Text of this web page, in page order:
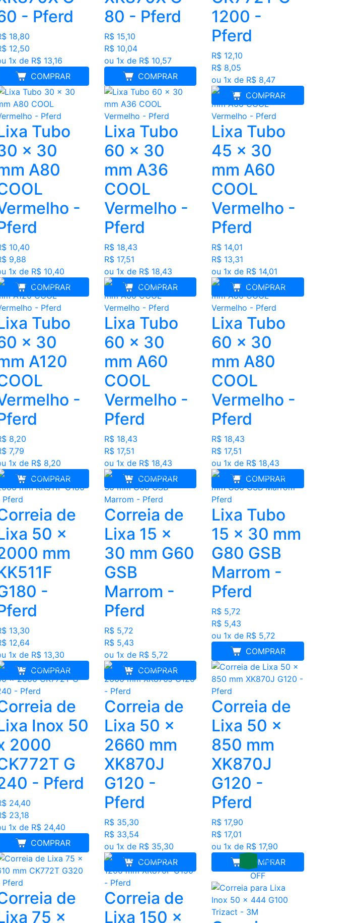
- Pferd
18,80
12,50
1x de R$ 13,16
COMPRAR
80 - Pferd
R$ 15,10
R$ 10,04
ou 1x de R$ 10,57
COMPRAR
1200 -
Pferd
R$ 12,10
R$ 8,05
ou 1x de R$ 8,47
COMPRAR
Tubo
x 30
A80
-
10,40
9,88
1x de R$ 10,40
COMPRAR
Lixa Tubo
60 x 30
mm A36
COOL
Vermelho -
Pferd
R$ 18,43
R$ 17,51
ou 1x de R$ 18,43
COMPRAR
Lixa Tubo
45 x 30
mm A60
COOL
Vermelho -
Pferd
R$ 14,01
R$ 13,31
ou 1x de R$ 14,01
COMPRAR
Tubo
x 30
A120
-
8,20
7,79
1x de R$ 8,20
COMPRAR
Lixa Tubo
60 x 30
mm A60
COOL
Vermelho -
Pferd
R$ 18,43
R$ 17,51
ou 1x de R$ 18,43
COMPRAR
Lixa Tubo
60 x 30
mm A80
COOL
Vermelho -
Pferd
R$ 18,43
R$ 17,51
ou 1x de R$ 18,43
COMPRAR
de
50 x
mm
-
13,30
12,64
1x de R$ 13,30
COMPRAR
Correia de
Lixa 15 x
30 mm G60
GSB
Marrom -
Pferd
R$ 5,72
R$ 5,43
ou 1x de R$ 5,72
COMPRAR
Lixa Tubo
15 x 30 mm
G80 GSB
Marrom -
Pferd
R$ 5,72
R$ 5,43
ou 1x de R$ 5,72
COMPRAR
de
Inox 50
2000
G
- Pferd
24,40
23,18
1x de R$ 24,40
COMPRAR
Correia de
Lixa 50 x
2660 mm
XK870J
G120 -
Pferd
R$ 35,30
R$ 33,54
ou 1x de R$ 35,30
COMPRAR
Correia de
Lixa 50 x
850 mm
XK870J
G120 -
Pferd
R$ 17,90
R$ 17,01
ou 1x de R$ 17,90
COMPRAR
de
75 x
Correia de
Lixa 150 x
30%
OFF